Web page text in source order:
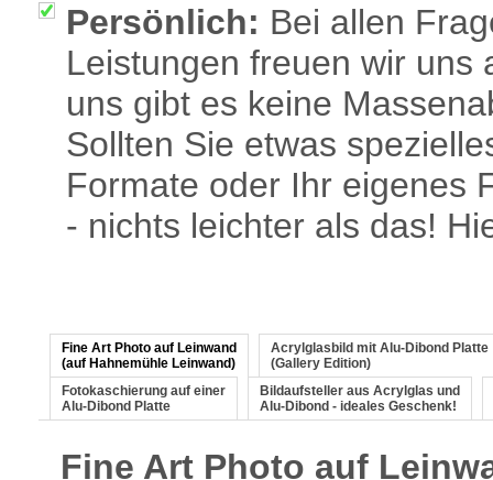
Persönlich: Bei allen
Leistungen freuen wir uns
uns gibt es keine
Sollten Sie etwas
Formate oder Ihr eigenes
- nichts leichter als das!
Fine Art Photo auf Leinwand
(auf Hahnemühle Leinwand)
Acrylglasbild mit Alu-Dibond Platte
(Gallery Edition)
Fotokaschierung auf einer
Alu-Dibond Platte
Bildaufsteller aus Acrylglas und
Alu-Dibond - ideales Geschenk!
Fine Art Photo auf